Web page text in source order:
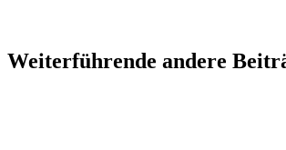
Weiterführende andere